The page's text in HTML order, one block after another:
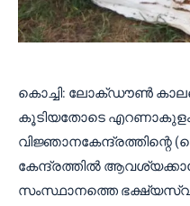
കൊച്ചി: ലോക്ഡൗൺ
കൂടിയതോടെ
വിജ്ഞാനകേന്ദ്രത്തിന്റെ
കേന്ദ്രത്തിൽ
സംസ്ഥാനത്തെ